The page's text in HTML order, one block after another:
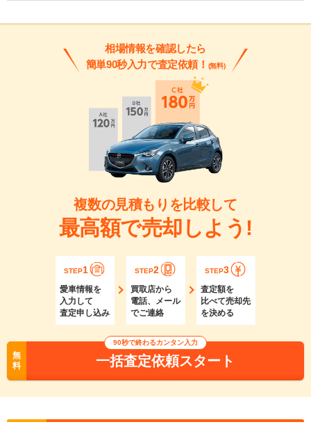
相場情報を確認したら
簡単90秒入力で査定依頼！ (無料)
複数の見積もりを比較して
最高額で売却しよう!
STEP1
愛車情報を
入力して
査定申し込み
STEP2
買取店から
電話、メール
でご連絡
STEP3
査定額を
比べて売却先
を決める
無
料
90秒で終わるカンタン入力
一括査定依頼スタート